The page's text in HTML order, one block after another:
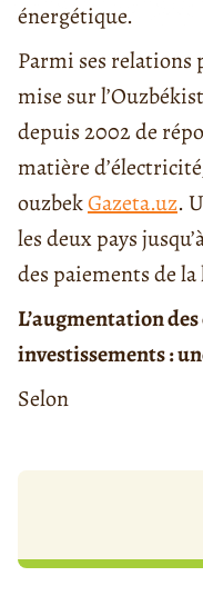
énergétique.
Parmi ses relations
mise sur
depuis 2002 de
matière
ouzbekGazeta.uz.
les deux pays
des paiements de
L’augmentation
investissements :
Selon